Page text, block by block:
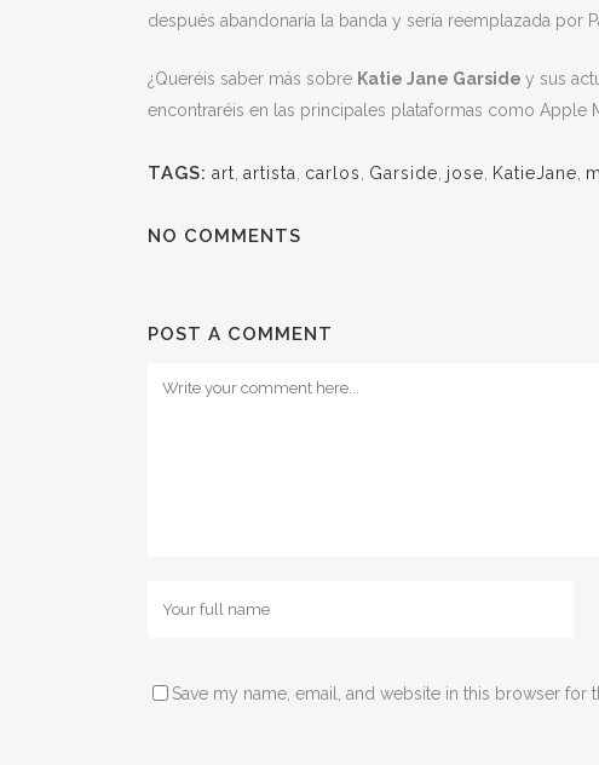
después abandonaría la banda y sería reemplazada por
¿Queréis saber más sobre Katie Jane Garside y sus
encontraréis en las principales plataformas como Apple
TAGS: art artista carlos Garside jose KatieJane
NO COMMENTS
POST A COMMENT
Save my name, email, and website in this browser for